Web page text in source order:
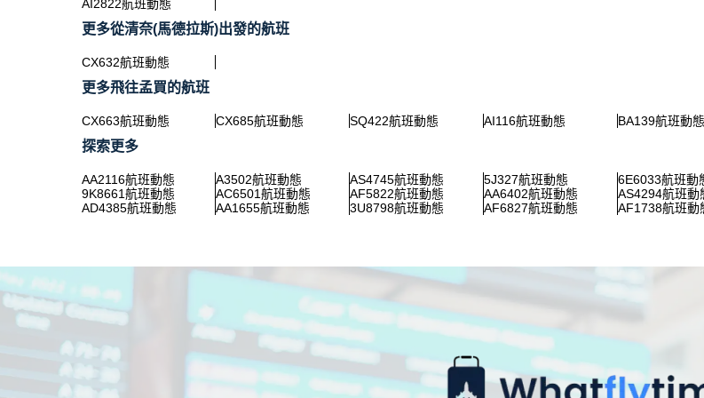
AI2822航班動態
更多從清奈(馬德拉斯)出發的航班
CX632航班動態
更多飛往孟買的航班
CX663航班動態 CX685航班動態 SQ422航班動態 AI116航班動態 BA139航班動態
探索更多
AA2116航班動態 A3502航班動態 AS4745航班動態 5J327航班動態 6E6033航班動
9K8661航班動態
AC6501航班動態 AF5822航班動態 AA6402航班動態 AS4294航班動
AD4385航班動態
AA1655航班動態 3U8798航班動態 AF6827航班動態 AF1738航班動